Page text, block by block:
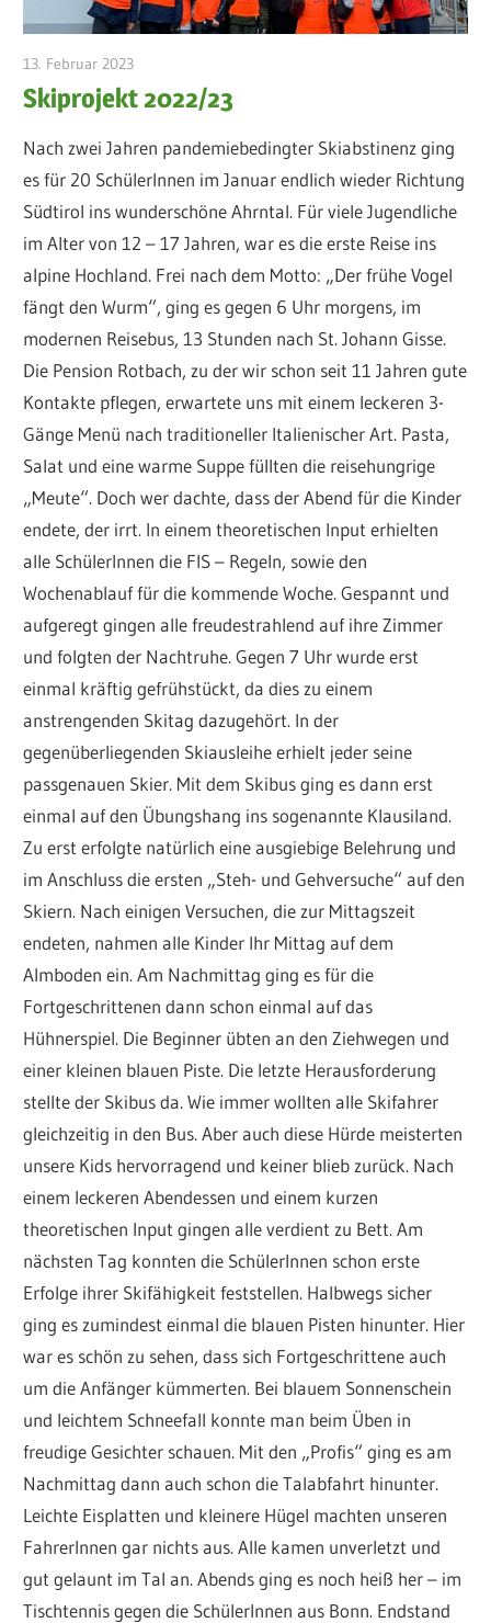
13. Februar 2023
Skiprojekt 2022/23
Nach zwei Jahren pandemiebedingter Skiabstinenz ging
es für 20 SchülerInnen im Januar endlich wieder Richtung
Südtirol ins wunderschöne Ahrntal. Für viele Jugendliche
im Alter von 12 – 17 Jahren, war es die erste Reise ins
alpine Hochland. Frei nach dem Motto: „Der frühe Vogel
fängt den Wurm“, ging es gegen 6 Uhr morgens, im
modernen Reisebus, 13 Stunden nach St. Johann Gisse.
Die Pension Rotbach, zu der wir schon seit 11 Jahren gute
Kontakte pflegen, erwartete uns mit einem leckeren 3-
Gänge Menü nach traditioneller Italienischer Art. Pasta,
Salat und eine warme Suppe füllten die reisehungrige
„Meute“. Doch wer dachte, dass der Abend für die Kinder
endete, der irrt. In einem theoretischen Input erhielten
alle SchülerInnen die FIS – Regeln, sowie den
Wochenablauf für die kommende Woche. Gespannt und
aufgeregt gingen alle freudestrahlend auf ihre Zimmer
und folgten der Nachtruhe. Gegen 7 Uhr wurde erst
einmal kräftig gefrühstückt, da dies zu einem
anstrengenden Skitag dazugehört. In der
gegenüberliegenden Skiausleihe erhielt jeder seine
passgenauen Skier. Mit dem Skibus ging es dann erst
einmal auf den Übungshang ins sogenannte Klausiland.
Zu erst erfolgte natürlich eine ausgiebige Belehrung und
im Anschluss die ersten „Steh- und Gehversuche“ auf den
Skiern. Nach einigen Versuchen, die zur Mittagszeit
endeten, nahmen alle Kinder Ihr Mittag auf dem
Almboden ein. Am Nachmittag ging es für die
Fortgeschrittenen dann schon einmal auf das
Hühnerspiel. Die Beginner übten an den Ziehwegen und
einer kleinen blauen Piste. Die letzte Herausforderung
stellte der Skibus da. Wie immer wollten alle Skifahrer
gleichzeitig in den Bus. Aber auch diese Hürde meisterten
unsere Kids hervorragend und keiner blieb zurück. Nach
einem leckeren Abendessen und einem kurzen
theoretischen Input gingen alle verdient zu Bett. Am
nächsten Tag konnten die SchülerInnen schon erste
Erfolge ihrer Skifähigkeit feststellen. Halbwegs sicher
ging es zumindest einmal die blauen Pisten hinunter. Hier
war es schön zu sehen, dass sich Fortgeschrittene auch
um die Anfänger kümmerten. Bei blauem Sonnenschein
und leichtem Schneefall konnte man beim Üben in
freudige Gesichter schauen. Mit den „Profis“ ging es am
Nachmittag dann auch schon die Talabfahrt hinunter.
Leichte Eisplatten und kleinere Hügel machten unseren
FahrerInnen gar nichts aus. Alle kamen unverletzt und
gut gelaunt im Tal an. Abends ging es noch heiß her – im
Tischtennis gegen die SchülerInnen aus Bonn. Endstand